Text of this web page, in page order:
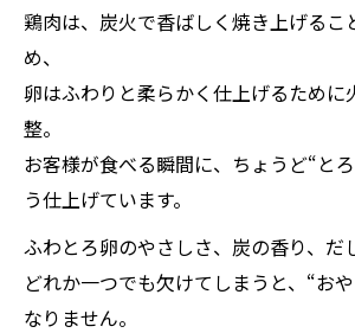
鶏肉は、炭火で香ばしく焼き上げるこ
め、
卵はふわりと柔らかく仕上げるために
整。
お客様が食べる瞬間に、ちょうど“と
う仕上げています。
ふわとろ卵のやさしさ、炭の香り、だ
どれか一つでも欠けてしまうと、“お
なりません。